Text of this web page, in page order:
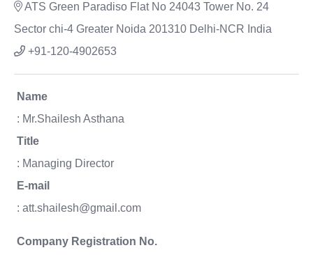
ATS Green Paradiso Flat No 24043 Tower No. 24
Sector chi-4 Greater Noida 201310 Delhi-NCR India
+91-120-4902653
Name
: Mr.Shailesh Asthana
Title
: Managing Director
E-mail
: att.shailesh@gmail.com
Company Registration No.